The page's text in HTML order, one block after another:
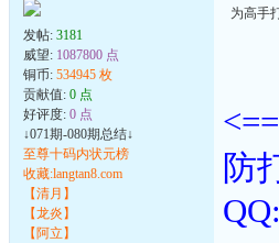
发帖: 3181
威望: 1087800 点
铜币: 534945 枚
贡献值: 0 点
好评度: 0 点
↓071期-080期总结↓
至尊十码内状元榜
收藏:langtan8.com
【清月】
【龙炎】
【阿立】
为高手
防